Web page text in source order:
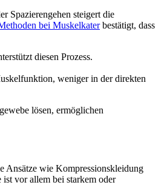
Spazierengehen steigert die
bei Muskelkaterbestätigt, dass
diesen Prozess.
weniger in der direkten
lösen, ermöglichen
Ansätze wie Kompressionskleidung
vor allem bei starkem oder